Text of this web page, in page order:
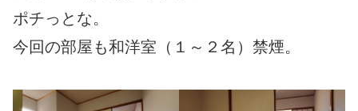
ポチっとな。
今回の部屋も和洋室（１～２名）禁煙。